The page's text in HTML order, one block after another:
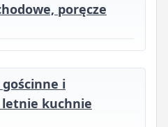
poręcze
i
kuchnie